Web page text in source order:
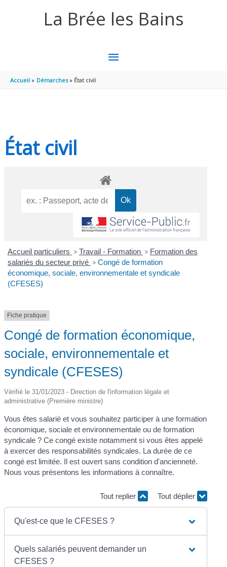
La Brée les Bains
MENU
Accueil Démarches État civil
État civil
Accueil particuliers > Travail - Formation > Formation des
salariés du secteur privé > Congé de formation
économique, sociale, environnementale et syndicale
(CFESES)
Fiche pratique
Congé de formation économique,
sociale, environnementale et
syndicale (CFESES)
Vérifié le 31/01/2023 - Direction de l'information légale et
administrative (Première ministre)
Vous êtes salarié et vous souhaitez participer à une formation
économique, sociale et environnementale ou de formation
syndicale ? Ce congé existe notamment si vous êtes appelé
à exercer des responsabilités syndicales. La durée de ce
congé est limitée. Il est ouvert sans condition d'ancienneté.
Nous vous présentons les informations à connaître.
Tout replier Tout déplier
Qu'est-ce que le CFESES ?
Quels salariés peuvent demander un
CFESES ?